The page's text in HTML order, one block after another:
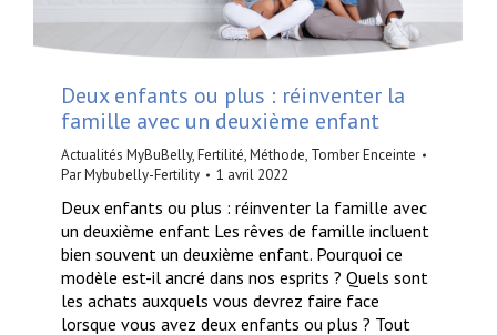
Deux enfants ou plus : réinventer la
famille avec un deuxième enfant
Actualités MyBuBelly,Fertilité,Méthode, Tomber Enceinte
ParMybubelly-Fertility 1 avril 2022
Deux enfants ou plus : réinventer la famille avec
un deuxième enfant Les rêves de famille incluent
bien souvent un deuxième enfant. Pourquoi ce
modèle est-il ancré dans nos esprits ? Quels sont
les achats auxquels vous devrez faire face
lorsque vous avez deux enfants ou plus ? Tout